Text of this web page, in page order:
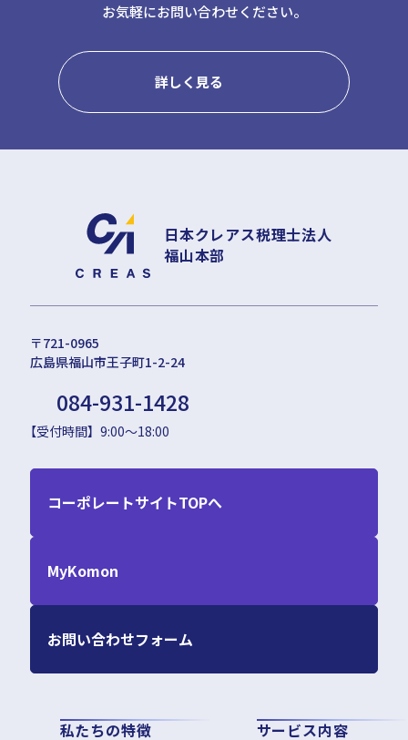
株式会社コーポレート・アドバイザーズM&A
株式会社日本クレアス財産サポート
企業情報
企業理念 グループ概要
グループの強み
お気軽にお問い合わせください。
詳しく見る
日本クレアス税理士法人
福山本部
〒721-0965
広島県福山市王子町1-2-24
084-931-1428
【受付時間】9:00～18:00
私たちの特徴 サービス内容
コーポレートサイトTOPへ
MyKomon
お問い合わせフォーム